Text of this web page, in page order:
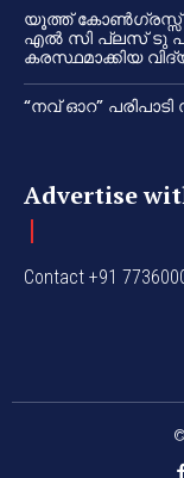
യൂത്ത് കോൺഗ്രസ്സ്
എൽ സി പ്ലസ് ടു
കരസ്ഥമാക്കിയ
“നവ് ഓറ” പരിപാടി
Advertise
Contact +91